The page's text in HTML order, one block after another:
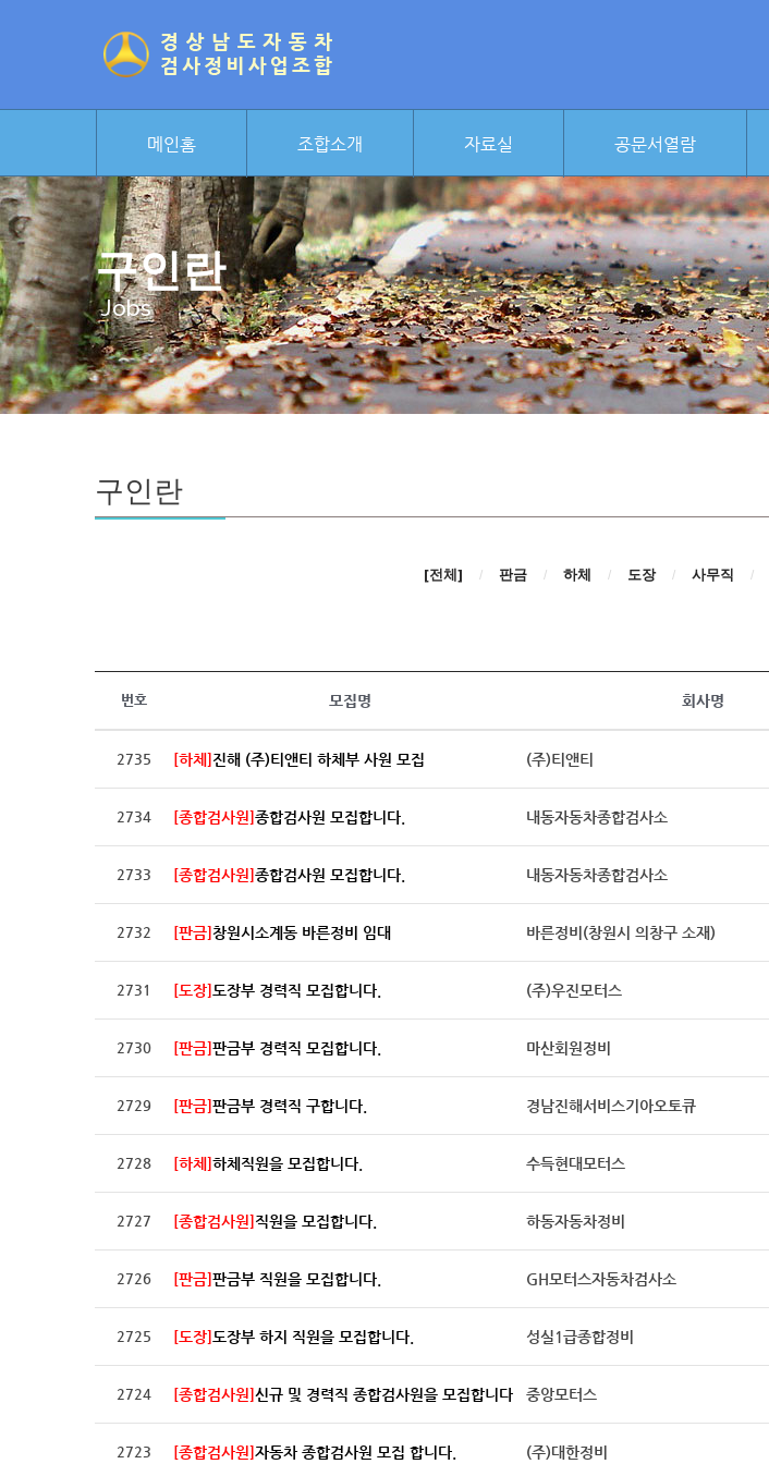
메인홈 조합소개 자료실 공문서열람
구인란
Jobs
구인란
[전체] / 판금 / 하체 / 도장 / 사무직 /
번호 모집명 회사명
2735 [하체] 진해 (주)티앤티 하체부 사원 모집 (주)티앤티
2734 [종합검사원]종합검사원 모집합니다. 내동자동차종합검사소
2733 [종합검사원]종합검사원 모집합니다. 내동자동차종합검사소
2732 [판금]창원시소계동 바른정비 임대 바른정비(창원시 의창구 소재)
2731 [도장] 도장부 경력직 모집합니다. (주)우진모터스
2730 [판금]판금부 경력직 모집합니다. 마산회원정비
2729 [판금]판금부 경력직 구합니다. 경남진해서비스기아오토큐
2728 [하체]하체직원을 모집합니다. 수득현대모터스
2727 [종합검사원] 직원을 모집합니다. 하동자동차정비
2726 [판금]판금부 직원을 모집합니다. GH모터스자동차검사소
2725 [도장] 도장부 하지 직원을 모집합니다. 성실1급종합정비
2724 [종합검사원]신규 및 경력직 종합검사원을 모집합니다 중앙모터스
2723 [종합검사원]자동차 종합검사원 모집 합니다. (주)대한정비